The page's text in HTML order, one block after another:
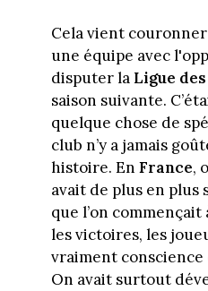
Cela vient
une équipe avec
disputer la Ligue
saison suivante.
quelque chose de
club n’y a jamais
histoire. En France,
avait de plus en plus
que l’on
les victoires, les
vraiment
On avait surtout